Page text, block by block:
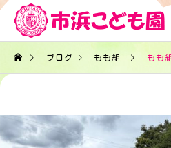
ブログ もも組 もも